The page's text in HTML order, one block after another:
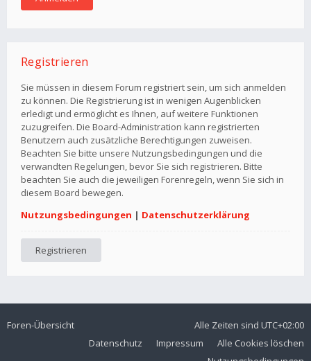
Registrieren
Sie müssen in diesem Forum registriert sein, um sich anmelden
zu können. Die Registrierung ist in wenigen Augenblicken
erledigt und ermöglicht es Ihnen, auf weitere Funktionen
zuzugreifen. Die Board-Administration kann registrierten
Benutzern auch zusätzliche Berechtigungen zuweisen.
Beachten Sie bitte unsere Nutzungsbedingungen und die
verwandten Regelungen, bevor Sie sich registrieren. Bitte
beachten Sie auch die jeweiligen Forenregeln, wenn Sie sich in
diesem Board bewegen.
Nutzungsbedingungen | Datenschutzerklärung
Registrieren
Foren-Übersicht Alle Zeiten sind UTC+02:00
Alle Cookies löschen
Impressum
Datenschutz